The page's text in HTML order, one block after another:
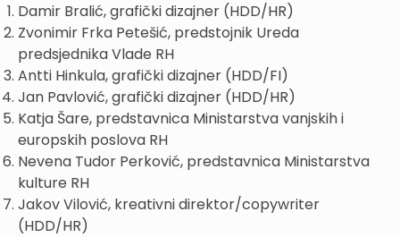
Damir Bralić, grafički dizajner (HDD/HR)
Zvonimir Frka Petešić, predstojnik Ureda
predsjednika Vlade RH
Antti Hinkula, grafički dizajner (HDD/FI)
Jan Pavlović, grafički dizajner (HDD/HR)
Katja Šare, predstavnica Ministarstva vanjskih i
europskih poslova RH
Nevena Tudor Perković, predstavnica Ministarstva
kulture RH
Jakov Vilović, kreativni direktor/copywriter
(HDD/HR)